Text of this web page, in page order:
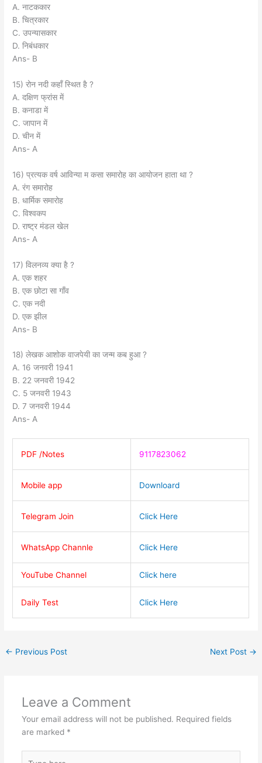
A. नाटककार
B. चित्रकार
C. उपन्यासकार
D. निबंधकार
Ans- B
15) रोन नदी कहाँ स्थित है ?
A. दक्षिण फ्रांस में
B. कनाडा में
C. जापान में
D. चीन में
Ans- A
16) प्रत्यक वर्ष आविन्या म कसा समारोह का आयोजन हाता था ?
A. रंग समारोह
B. धार्मिक समारोह
C. विश्वकप
D. राष्ट्र मंडल खेल
Ans- A
17) विलनव्य क्या है ?
A. एक शहर
B. एक छोटा सा गाँव
C. एक नदी
D. एक झील
Ans- B
18) लेखक आशोक वाजपेयी का जन्म कब हुआ ?
A. 16 जनवरी 1941
B. 22 जनवरी 1942
C. 5 जनवरी 1943
D. 7 जनवरी 1944
Ans- A
PDF /Notes 9117823062
Mobile app Downloard
Telegram Join Click Here
WhatsApp Channle Click Here
YouTube Channel Click here
Daily Test Click Here
← Previous Post Next Post →
Leave a Comment
Your email address will not be published. Required fields
are marked *